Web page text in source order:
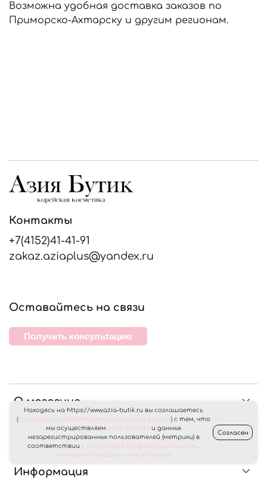
Возможна удобная доставка заказов по
Приморско-Ахтарску и другим регионам.
О магазине
Клиентам
Информация
Контакты
+7(4152)41-41-91
zakaz.aziaplus@yandex.ru
Оставайтесь на связи
Получить консультацию
Находясь на https://www.azia-butik.ru вы соглашаетесь
(согласие на обработку персональных данных) с тем, что
мы осуществляем сбор cookies и данных
незарегистрированных пользователей (метрики) в
соответствии с политикой конфиденциальности
интернет магазина «Азия Бутик»
Согласен